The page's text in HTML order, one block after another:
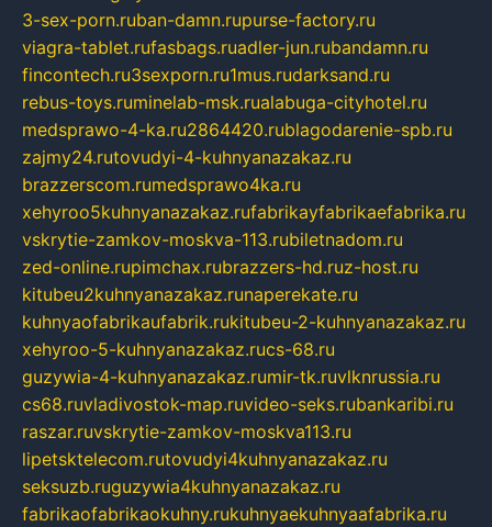
3-sex-porn.ruban-damn.rupurse-factory.ru
viagra-tablet.rufasbags.ruadler-jun.rubandamn.ru
fincontech.ru3sexporn.ru1mus.rudarksand.ru
rebus-toys.ruminelab-msk.rualabuga-cityhotel.ru
medsprawo-4-ka.ru2864420.rublagodarenie-spb.ru
zajmy24.rutovudyi-4-kuhnyanazakaz.ru
brazzerscom.rumedsprawo4ka.ru
xehyroo5kuhnyanazakaz.rufabrikayfabrikaefabrika.ru
vskrytie-zamkov-moskva-113.rubiletnadom.ru
zed-online.rupimchax.rubrazzers-hd.ruz-host.ru
kitubeu2kuhnyanazakaz.runaperekate.ru
kuhnyaofabrikaufabrik.rukitubeu-2-kuhnyanazakaz.ru
xehyroo-5-kuhnyanazakaz.rucs-68.ru
guzywia-4-kuhnyanazakaz.rumir-tk.ruvlknrussia.ru
cs68.ruvladivostok-map.ruvideo-seks.rubankaribi.ru
raszar.ruvskrytie-zamkov-moskva113.ru
lipetsktelecom.rutovudyi4kuhnyanazakaz.ru
seksuzb.ruguzywia4kuhnyanazakaz.ru
fabrikaofabrikaokuhny.rukuhnyaekuhnyaafabrika.ru